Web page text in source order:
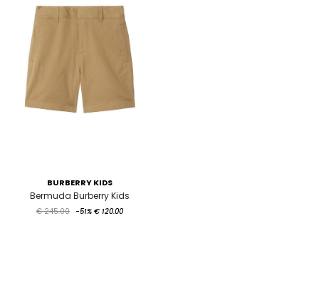
BURBERRY KIDS
Bermuda Burberry Kids
€ 245.00 -51% € 120.00